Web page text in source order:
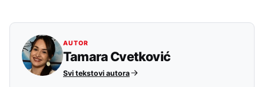
AUTOR
Tamara Cvetković
Svi tekstovi autora